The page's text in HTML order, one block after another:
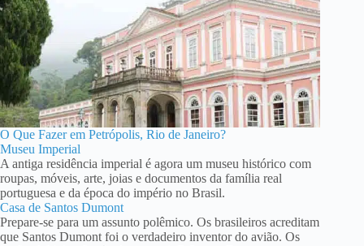
O Que Fazer em Petrópolis, Rio de Janeiro?
Museu Imperial
A antiga residência imperial é agora um museu histórico com
roupas, móveis, arte, joias e documentos da família real
portuguesa e da época do império no Brasil.
Casa de Santos Dumont
Prepare-se para um assunto polêmico. Os brasileiros acreditam
que Santos Dumont foi o verdadeiro inventor do avião. Os